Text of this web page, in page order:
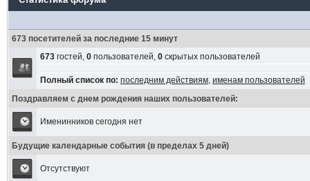
673 посетителей за последние 15 минут
673гостей, 0пользователей, 0скрытых пользователей
Полный список по: последним действиям, именам пользователей
Поздравляем с днем рождения наших пользователей:
Именинников сегодня нет
Будущие календарные события (в пределах 5 дней)
Отсутствуют